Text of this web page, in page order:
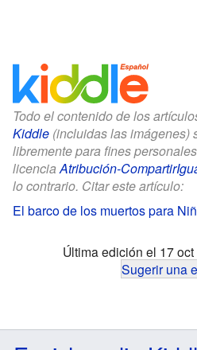
Todo el contenido de los
Kiddle (incluidas las imágenes)
libremente para fines
licenciaAtribución-
lo contrario. Citar este artículo:
El barco de los muertos para
Última edición el 17
Sugerir una